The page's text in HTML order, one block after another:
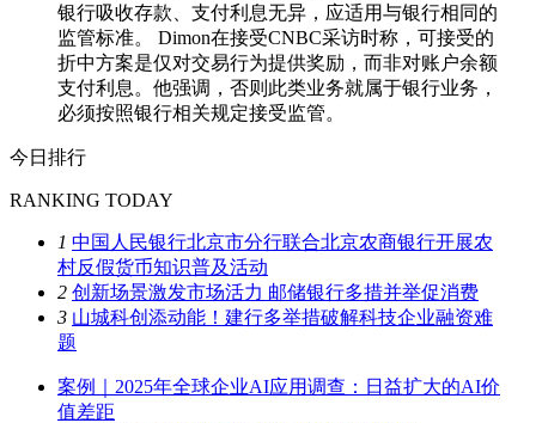
银行吸收存款、支付利息无异，应适用与银行相同的
监管标准。 Dimon在接受CNBC采访时称，可接受的
折中方案是仅对交易行为提供奖励，而非对账户余额
支付利息。他强调，否则此类业务就属于银行业务，
必须按照银行相关规定接受监管。
今日排行
RANKING TODAY
1 中国人民银行北京市分行联合北京农商银行开展农
村反假货币知识普及活动
2 创新场景激发市场活力 邮储银行多措并举促消费
3 山城科创添动能！建行多举措破解科技企业融资难
题
案例｜2025年全球企业AI应用调查：日益扩大的AI价
值差距